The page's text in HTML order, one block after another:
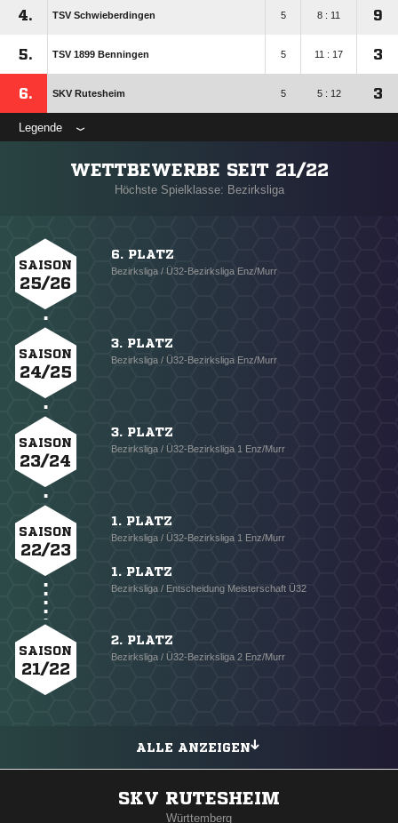
4. TSV Schwieberdingen 5 8 : 11 9
5. TSV 1899 Benningen 5 11 : 17 3
6. SKV Rutesheim 5 5 : 12 3
Legende
WETTBEWERBE SEIT 21/22
Höchste Spielklasse: Bezirksliga
SAISON
25/26
6. PLATZ
Bezirksliga / Ü32-Bezirksliga Enz/Murr
SAISON
24/25
3. PLATZ
Bezirksliga / Ü32-Bezirksliga Enz/Murr
SAISON
23/24
3. PLATZ
Bezirksliga / Ü32-Bezirksliga 1 Enz/Murr
SAISON
22/23
1. PLATZ
Bezirksliga / Ü32-Bezirksliga 1 Enz/Murr
1. PLATZ
Bezirksliga / Entscheidung Meisterschaft Ü32
SAISON
21/22
2. PLATZ
Bezirksliga / Ü32-Bezirksliga 2 Enz/Murr
ALLE ANZEIGEN
SKV RUTESHEIM
Württemberg